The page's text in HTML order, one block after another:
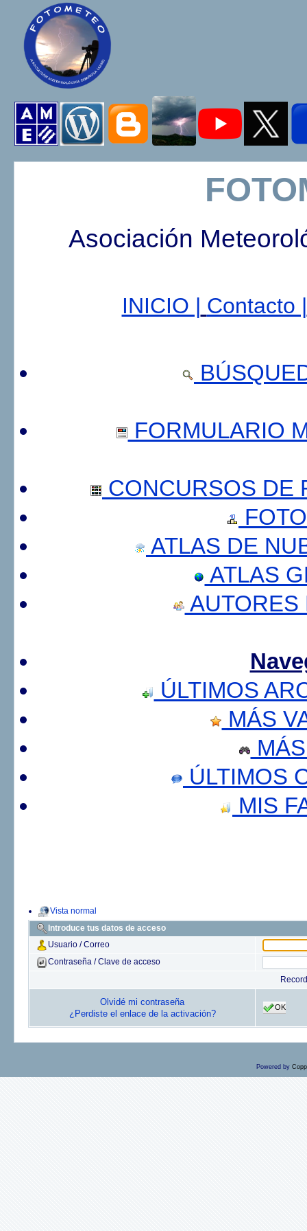
Asociación
INICIO | Contacto |
FORMULARIO
CONCURSOS DE
ATLAS DE
ATLAS
AUTORES
ÚLTIMOS
MÁS
ÚLTIMOS
MIS
Vista normal
Introduce tus datos de acceso
Usuario / Correo
Contraseña / Clave de acceso
Olvidé mi contraseña
¿Perdiste el enlace de la activación?
OK
Powered by